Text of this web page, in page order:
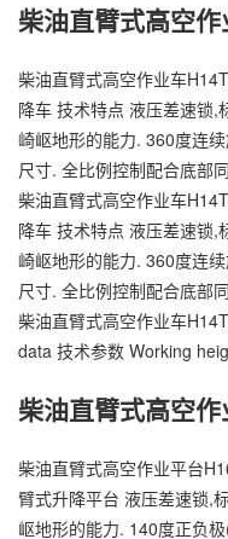
柴油直臂式高空
柴油直臂式高空作业车
降车 技术特点 液压差速锁,
崎岖地形的能力. 360度连
尺寸. 全比例控制配合底部
柴油直臂式高空作业车
降车 技术特点 液压差速锁,
崎岖地形的能力. 360度连
尺寸. 全比例控制配合底部
柴油直臂式高空作业车
data 技术参数 Working
柴油直臂式高空
柴油直臂式高空作业平台
臂式升降平台 液压差速锁,
岖地形的能力. 140度正负